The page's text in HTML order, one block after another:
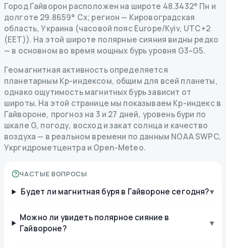
Город Гайворон расположен на широте 48.3432° Пн и
долготе 29.8659° Сх; регион — Кировоградская
область, Украина (часовой пояс Europe/Kyiv, UTC+2
(EET)). На этой широте полярные сияния видны редко
— в основном во время мощных бурь уровня G3–G5.
Геомагнитная активность определяется
планетарным Kp-индексом, общим для всей планеты,
однако ощутимость магнитных бурь зависит от
широты. На этой странице мы показываем Kp-индекс в
Гайвороне, прогноз на 3 и 27 дней, уровень бури по
шкале G, погоду, восход и закат солнца и качество
воздуха — в реальном времени по данным NOAA SWPC,
Укргидрометцентра и Open-Meteo.
ЧАСТЫЕ ВОПРОСЫ
Будет ли магнитная буря в Гайвороне сегодня?▾
Можно ли увидеть полярное сияние в
Гайвороне?
▾